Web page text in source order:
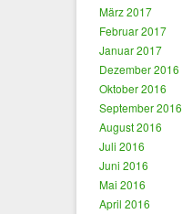
März 2017
Februar 2017
Januar 2017
Dezember 2016
Oktober 2016
September 2016
August 2016
Juli 2016
Juni 2016
Mai 2016
April 2016